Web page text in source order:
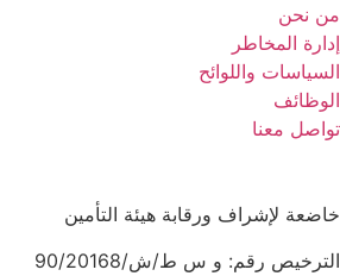
من نحن
إدارة المخاطر
السياسات واللوائح
الوظائف
تواصل معنا
خاضعة لإشراف ورقابة هيئة التأمين
الترخيص رقم: و س ط/ش/90/20168